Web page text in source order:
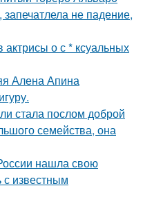
не падение,
актрисы о с * ксуальных
Алена Апина
стала послом доброй
семейства, она
нашла свою
с известным